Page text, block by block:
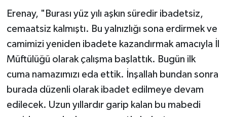
Erenay, "Burası yüz yılı aşkın süredir ibadetsiz,
cemaatsiz kalmıştı. Bu yalnızlığı sona erdirmek ve
camimizi yeniden ibadete kazandırmak amacıyla İl
Müftülüğü olarak çalışma başlattık. Bugün ilk
cuma namazımızı eda ettik. İnşallah bundan sonra
burada düzenli olarak ibadet edilmeye devam
edilecek. Uzun yıllardır garip kalan bu mabedi
Hakkari Müftülüğü
Hatay Müftülüğü
Iğdır Müftülüğü